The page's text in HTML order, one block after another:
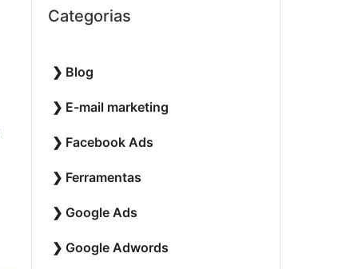
Categorias
Blog
E-mail marketing
Facebook Ads
Ferramentas
Google Ads
Google Adwords